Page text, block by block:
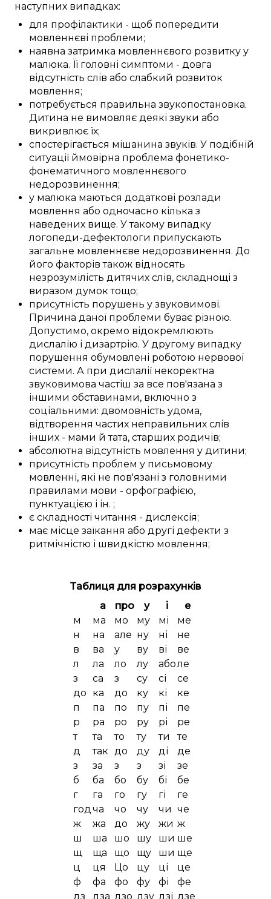
наступних випадках:
для профілактики - щоб попередити
мовленнєві проблеми;
наявна затримка мовленнєвого розвитку у
малюка. Її головні симптоми - довга
відсутність слів або слабкий розвиток
мовлення;
потребується правильна звукопостановка.
Дитина не вимовляє деякі звуки або
викривлює їх;
спостерігається мішанина звуків. У подібній
ситуації ймовірна проблема фонетико-
фонематичного мовленнєвого
недорозвинення;
у малюка маються додаткові розлади
мовлення або одночасно кілька з
наведених вище. Утакому випадку
логопеди-дефектологи припускають
загальне мовленнєве недорозвинення. До
його факторів також відносять
незрозумілість дитячих слів, складнощі з
виразом думок тощо;
присутність порушень у звуковимові.
Причина даної проблеми буває різною.
Допустимо, окремо відокремлюють
дислалію і дизартрію. У другому випадку
порушення обумовлені роботою нервової
системи. А при дислалії некоректна
звуковимова частіш за все пов'язана з
іншими обставинами, включно з
соціальними: двомовність удома,
відтворення частих неправильних слів
інших - мами й тата, старших родичів;
абсолютна відсутність мовлення у дитини;
присутність проблем у письмовому
мовленні, які не пов'язані з головними
правилами мови - орфографією,
пунктуацією і ін. ;
є складності читання - дислексія;
має місце заїкання або другі дефекти з
ритмічністю і швидкістю мовлення;
Таблиця для розрахунків
а
про у і
е
м
ма мо му мі
ме
н
на але ну ні
не
в
ва у ву ві
ве
л
ла ло лу аболе
з
са з су сі
се
до
ка до ку кі
ке
п
па по пу пі
пе
р
ра ро ру рі
ре
т
та то ту ти
те
д
так до ду ді
де
з
за з з зі
зе
б
ба бо бу бі
бе
г
га го гу гі
ге
годча чо чу чи че
ж
жа до жу жи ж
ш
ша шо шу ши ше
щ
ща що щу ши ще
ц
ця Цо цу ці
це
ф
фа фо фу фі
фе
дз
дза дзо дзу дзі дзе